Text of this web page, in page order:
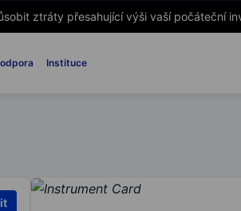
ztráty přesahující výši vaší počáteční
Instituce